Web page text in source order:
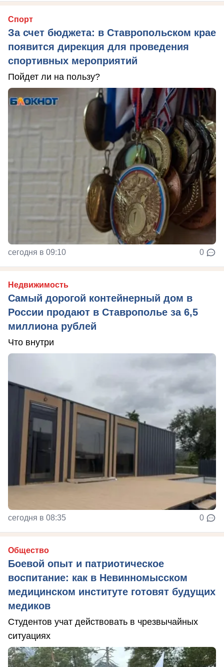
Спорт
За счет бюджета: в Ставропольском крае
появится дирекция для проведения
спортивных мероприятий
Пойдет ли на пользу?
сегодня в 09:10 0
Недвижимость
Самый дорогой контейнерный дом в
России продают в Ставрополье за 6,5
миллиона рублей
Что внутри
сегодня в 08:35 0
Общество
Боевой опыт и патриотическое
воспитание: как в Невинномысском
медицинском институте готовят будущих
медиков
Студентов учат действовать в чрезвычайных
ситуациях